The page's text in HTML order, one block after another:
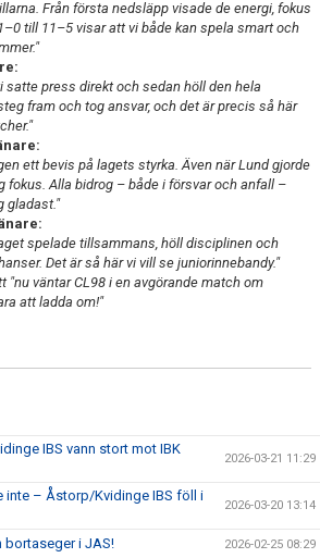
Från första nedsläpp visade de energi, fokus
till 11–5 visar att vi både kan spela smart och
satte press direkt och sedan höll den hela
fram och tog ansvar, och det är precis så här
ett bevis på lagets styrka. Även när Lund gjorde
fokus. Alla bidrog – både i försvar och anfall –
gladast."
spelade tillsammans, höll disciplinen och
Det är så här vi vill se juniorinnebandy."
"nu väntar CL98 i en avgörande match om
att ladda om!"
IBS vann stort mot IBK
2026-03-21 11:29
inte – Åstorp/Kvidinge IBS föll i
2026-03-20 13:14
bortaseger i JAS! 2026-02-25 08:29